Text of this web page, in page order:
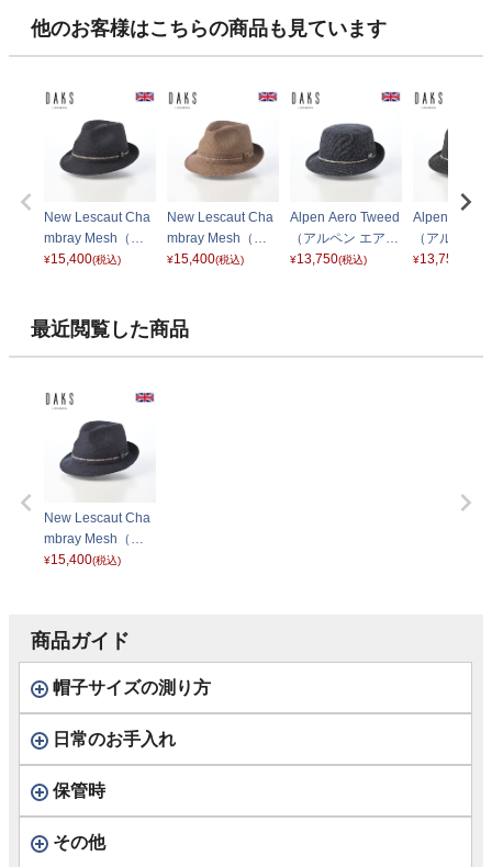
他のお客様はこちらの商品も見ています
New Lescaut Cha
mbray Mesh（ニ
ューレスコー シャ
ック
¥15,400(税込)
New Lescaut Cha
mbray Mesh（ニ
ューレスコー シャ
ジュ
¥15,400(税込)
Alpen Aero Tweed
（アルペン エアロ
ツイード） D3015
¥13,750(税込)
Alpen Aero
（アルペン
ツイード）
¥13,750
最近閲覧した商品
New Lescaut Cha
mbray Mesh（ニ
ューレスコー シャ
¥15,400(税込)
商品ガイド
帽子サイズの測り方
日常のお手入れ
保管時
その他